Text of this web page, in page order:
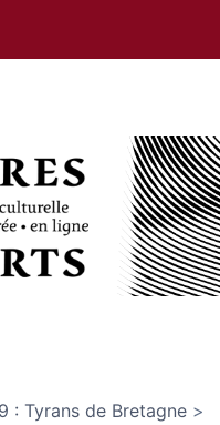
: Tyrans de Bretagne